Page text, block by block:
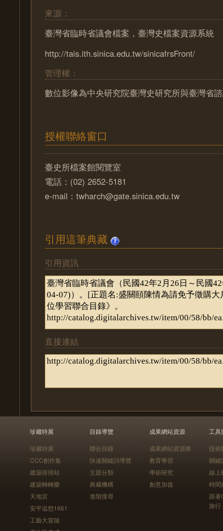
來源：
臺灣省臨時省議會檔案，臺灣史檔案資源系統
http://tais.ith.sinica.edu.tw/sinicafrsFront/
管理權：
數位影像為中央研究院臺灣史研究所與臺灣省
授權聯絡窗口
臺史所檔案館閱覽室
電話：(02) 2652-5181
e-mail：twharch@gate.sinica.edu.tw
引用這筆典藏
引用資訊
直接連結
珍藏特展
珍藏特展
CCC創作集
建築排排站
建築轉轉樂
天地宮
安平追想1661
工藝大冒險
目錄導覽
聯合目錄
快速關鍵詞導覽
主題分類
典藏機構
進階搜尋
成果網站資源
成果網站資源庫
教育學習
學術研究
創意加值
工具
技術
關鍵
線上
時間
跟
旅行